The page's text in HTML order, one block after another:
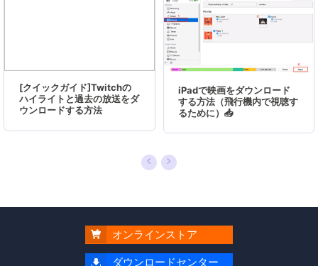
覧数はなんと550万回に突破！つまり、日本のユ
ーザーは、合計5,500,000回彼の記事を読んで問
題を解決しました。仕事や記事作成以外、彼は大
部分の時間をタブレット・スマホを弄ること、ゲ
ーミングなどに使っている男の子です。…
[クイックガイド]Twitchの
ハイライトと過去の放送をダ
ウンロードする方法
iPadで映画をダウンロード
する方法（飛行機内で視聴す
るために）📥
 オンラインストア
 ダウンロードセンター